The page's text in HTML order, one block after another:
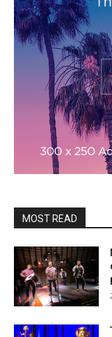
MOST READ